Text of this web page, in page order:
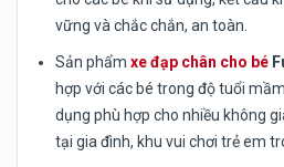
vững và chắc chắn, an toàn.
Sản phẩmxe đạp chân cho bé
hợp với các bé trong độ tuổi
dụng phù hợp cho nhiều không
tại gia đình, khu vui chơi trẻ em